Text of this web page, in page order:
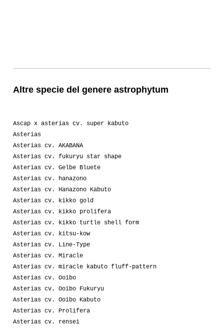
Altre specie del genere astrophytum
Ascap x asterias cv. super kabuto
Asterias
Asterias cv. AKABANA
Asterias cv. fukuryu star shape
Asterias cv. Gelbe Bluete
Asterias cv. hanazono
Asterias cv. Hanazono Kabuto
Asterias cv. kikko gold
Asterias cv. kikko prolifera
Asterias cv. kikko turtle shell form
Asterias cv. kitsu-kow
Asterias cv. Line-Type
Asterias cv. Miracle
Asterias cv. miracle kabuto fluff-pattern
Asterias cv. Ooibo
Asterias cv. Ooibo Fukuryu
Asterias cv. Ooibo Kabuto
Asterias cv. Prolifera
Asterias cv. rensei